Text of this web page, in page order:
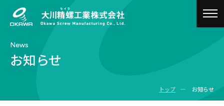
News
お知らせ
トップ ー お知らせ